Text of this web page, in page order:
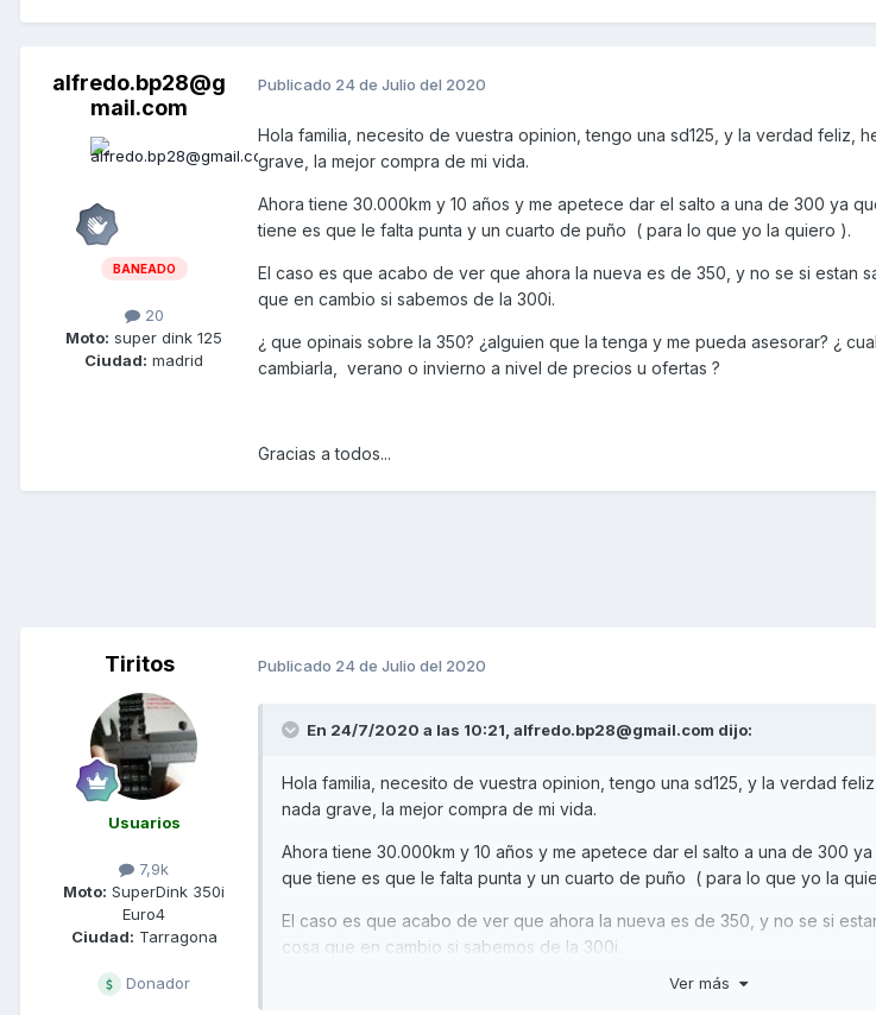
alfredo.bp28@g
mail.com
BANEADO
20
Moto: super dink 125
Ciudad: madrid
Publicado 24 de Julio del 2020
Hola familia, necesito de vuestra opinion, tengo una sd125, y la verdad feliz,
grave, la mejor compra de mi vida.
Ahora tiene 30.000km y 10 años y me apetece dar el salto a una de 300 ya
tiene es que le falta punta y un cuarto de puño ( para lo que yo la quiero ).
El caso es que acabo de ver que ahora la nueva es de 350, y no se si estan
que en cambio si sabemos de la 300i.
¿ que opinais sobre la 350? ¿alguien que la tenga y me pueda asesorar? ¿
cambiarla, verano o invierno a nivel de precios u ofertas ?
Gracias a todos...
Tiritos
Usuarios
7,9k
Moto: SuperDink 350i
Euro4
Ciudad: Tarragona
Donador
Publicado 24 de Julio del 2020
En 24/7/2020 a las 10:21, alfredo.bp28@gmail.com dijo:
Hola familia, necesito de vuestra opinion, tengo una sd125, y la verdad
nada grave, la mejor compra de mi vida.
Ahora tiene 30.000km y 10 años y me apetece dar el salto a una de 300
que tiene es que le falta punta y un cuarto de puño ( para lo que yo la
El caso es que acabo de ver que ahora la nueva es de 350, y no se si
cosa que en cambio si sabemos de la 300i.
¿ que opinais sobre la 350? ¿alguien que la tenga y me pueda asesorar? ¿
Ver más